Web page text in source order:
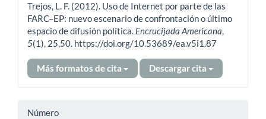
artículo
Trejos, L. F. (2012). Uso de Internet por parte de las
FARC–EP: nuevo escenario de confrontación o último
espacio de difusión política. Encrucijada Americana,
5(1), 25,50. https://doi.org/10.53689/ea.v5i1.87
Más formatos de cita Descargar cita
Número